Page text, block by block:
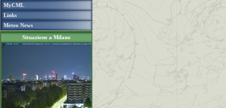
MyCML
Links
Meteo News
Situazione a Milano